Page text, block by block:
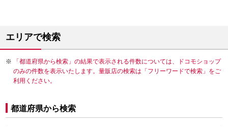
エリアで検索
「都道府県から検索」の結果で表示される件数については、ドコモショップ
のみの件数を表示いたします。量販店の検索は「フリーワードで検索」をご
利用ください。
都道府県から検索